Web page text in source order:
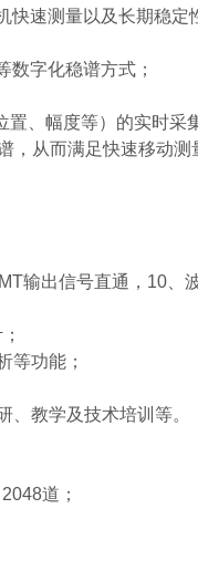
速测量以及长期稳定
数字化稳谱方式；
、幅度等）的实时采
从而满足快速移动测
输出信号直通，10、
等功能；
教学及技术培训等。
道；